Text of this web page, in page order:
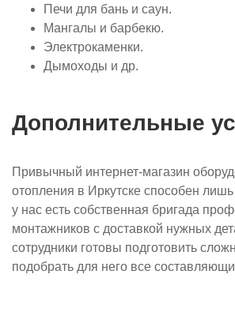
Печи для бань и саун.
Мангалы и барбекю.
Электрокаменки.
Дымоходы и др.
Дополнительные
Привычный интернет-магазин
отопления в Иркутске способен
у нас есть собственная бригада
монтажников с доставкой нужных
сотрудники готовы подготовить
подобрать для него все